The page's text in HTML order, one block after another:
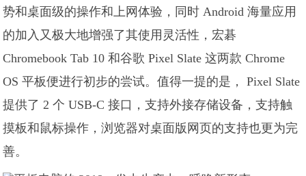
势和桌面级的操作和上网体验，同时 Android 海量应用
的加入又极大地增强了其使用灵活性，宏碁
Chromebook Tab 10 和谷歌 Pixel Slate 这两款 Chrome
OS 平板便进行初步的尝试。值得一提的是， Pixel Slate
提供了 2 个 USB-C 接口，支持外接存储设备，支持触
摸板和鼠标操作，浏览器对桌面版网页的支持也更为完
善。